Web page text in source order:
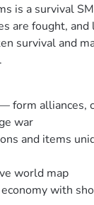
is a survival
are fought, and
survival and
form alliances,
war
and items
world map
with